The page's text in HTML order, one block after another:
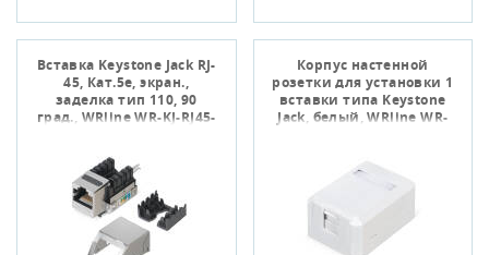
Вставка Keystone Jack RJ-
45, Кат.5е, экран.,
заделка тип 110, 90
град., WRline WR-KJ-RJ45-
Корпус настенной
розетки для установки 1
вставки типа Keystone
Jack, белый, WRline WR-